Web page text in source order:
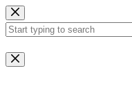
Zum
Inhalt
springen
Keine
Ergebnisse